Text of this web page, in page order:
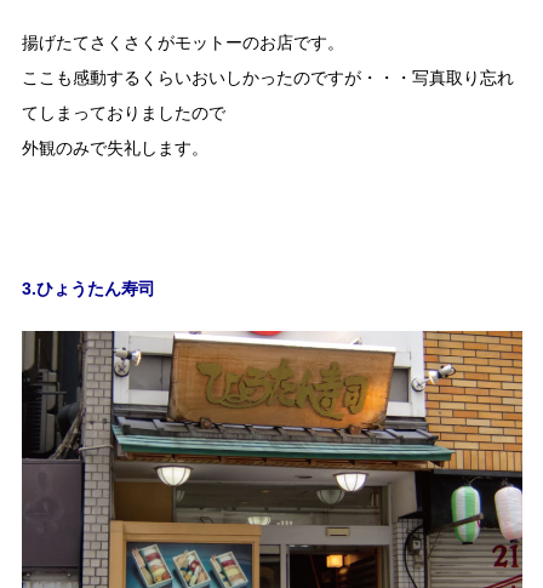
揚げたてさくさくがモットーのお店です。
ここも感動するくらいおいしかったのですが・・・写真取り忘れ
てしまっておりましたので
外観のみで失礼します。
3.ひょうたん寿司